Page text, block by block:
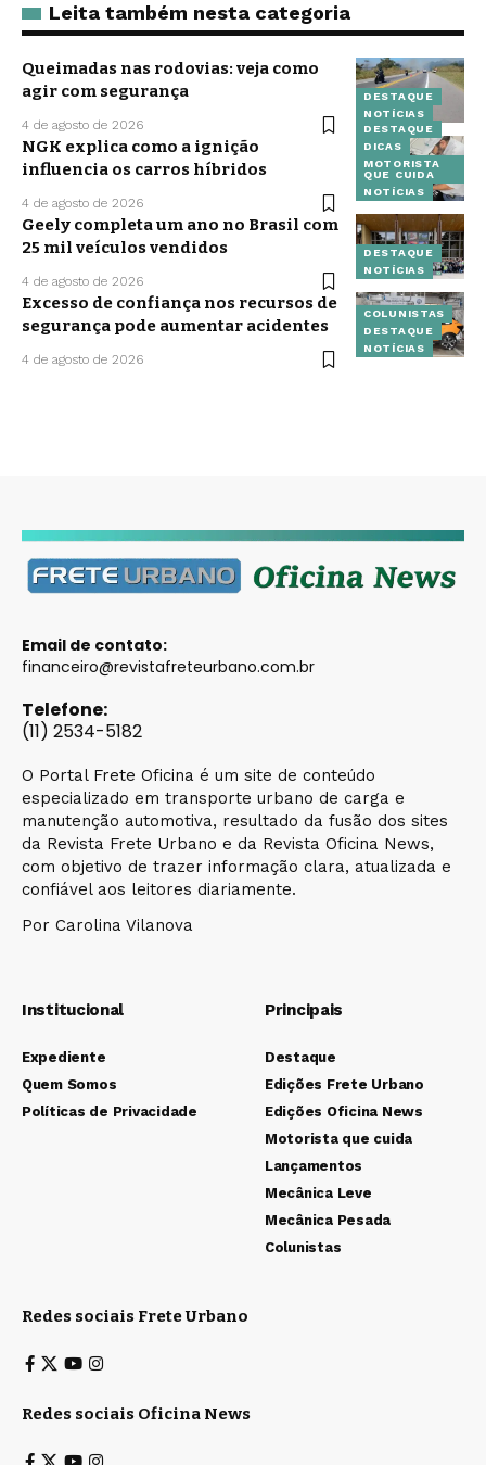
Leita também nesta categoria
DESTAQUE
NOTÍCIAS
Queimadas nas rodovias: veja como
agir com segurança
4 de agosto de 2026
DESTAQUE
DICAS
MOTORISTA
QUE CUIDA
NOTÍCIAS
NGK explica como a ignição
influencia os carros híbridos
4 de agosto de 2026
DESTAQUE
NOTÍCIAS
Geely completa um ano no Brasil com
25 mil veículos vendidos
4 de agosto de 2026
COLUNISTAS
DESTAQUE
NOTÍCIAS
Excesso de confiança nos recursos de
segurança pode aumentar acidentes
4 de agosto de 2026
Email de contato:
financeiro@revistafreteurbano.com.br
Telefone:
(11) 2534-5182
O Portal Frete Oficina é um site de conteúdo
especializado em transporte urbano de carga e
manutenção automotiva, resultado da fusão dos sites
da Revista Frete Urbano e da Revista Oficina News,
com objetivo de trazer informação clara, atualizada e
confiável aos leitores diariamente.
Por Carolina Vilanova
Institucional
Expediente
Quem Somos
Políticas de Privacidade
Principais
Destaque
Edições Frete Urbano
Edições Oficina News
Motorista que cuida
Lançamentos
Mecânica Leve
Mecânica Pesada
Colunistas
Redes sociais Frete Urbano
Redes sociais Oficina News